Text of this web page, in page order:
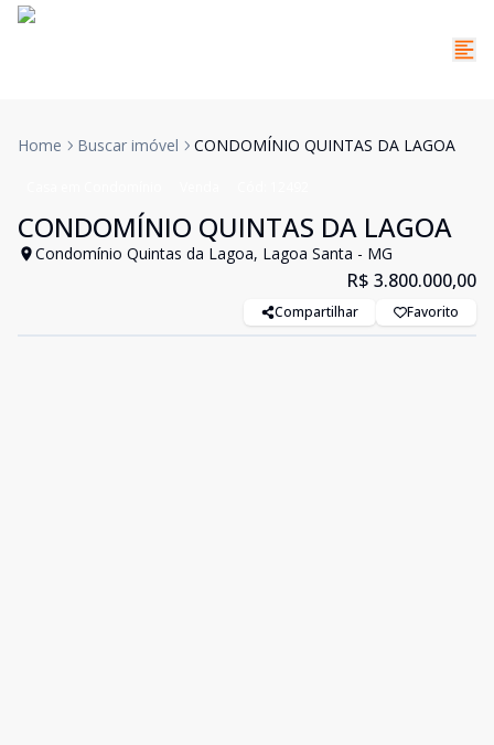
Home Buscar imóvel CONDOMÍNIO QUINTAS DA LAGOA
CONDOMÍNIO QUINTAS DA LAGOA
Condomínio Quintas da Lagoa, Lagoa Santa - MG
R$ 3.800.000,00
Compartilhar Favorito